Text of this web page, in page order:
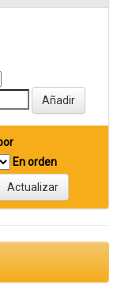
En orden